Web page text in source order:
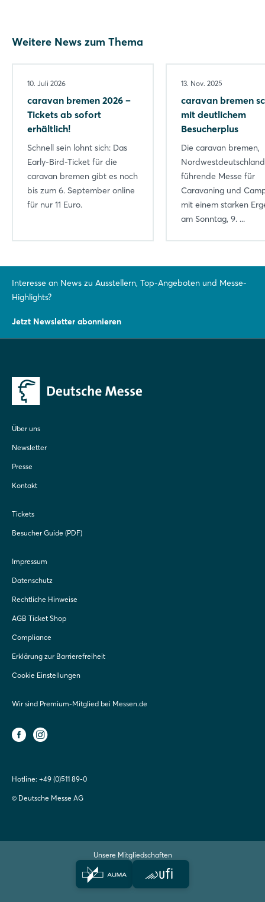
Weitere News zum Thema
10. Juli 2026
caravan bremen 2026 –
Tickets ab sofort
erhältlich!
Schnell sein lohnt sich: Das
Early-Bird-Ticket für die
caravan bremen gibt es noch
bis zum 6. September online
für nur 11 Euro.
13. Nov. 2025
caravan bremen
mit deutlichem
Besucherplus
Die caravan bremen,
führende Messe für
Caravaning und
mit einem starken
am Sonntag, 9. ...
Interesse an News zu Ausstellern, Top-Angeboten und Messe-
Highlights?
Jetzt Newsletter abonnieren
Über uns
Newsletter
Presse
Kontakt
Tickets
Besucher Guide (PDF)
Impressum
Datenschutz
Rechtliche Hinweise
AGB Ticket Shop
Compliance
Erklärung zur Barrierefreiheit
Cookie Einstellungen
Wir sind Premium-Mitglied bei Messen.de
Hotline: +49 (0)511 89-0
© Deutsche Messe AG
Unsere Mitgliedschaften
Login
Passwort vergessen?
Noch nicht angemeldet?
Jetzt registrieren